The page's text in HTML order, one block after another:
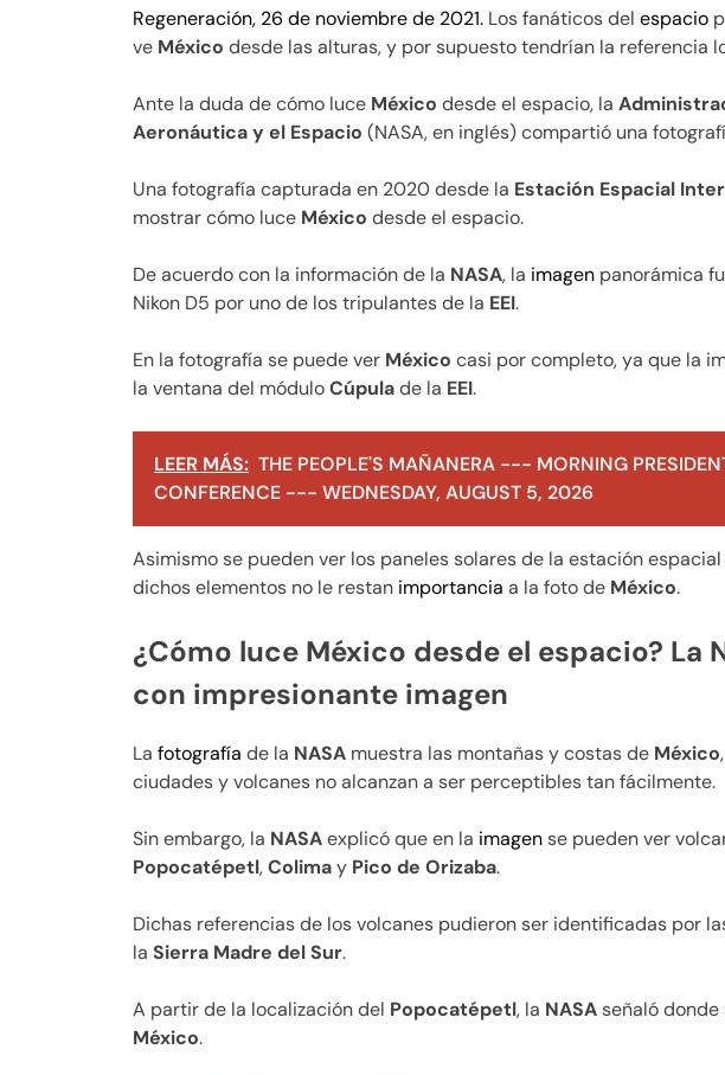
Regeneración, 26 de noviembre de 2021. Los fanáticos del espacio
ve México desde las alturas, y por supuesto tendrían la referencia
Ante la duda de cómo luce México desde el espacio, la
Aeronáutica y el Espacio (NASA, en inglés) compartió una
Una fotografía capturada en 2020 desde la Estación Espacial
mostrar cómo luce México desde el espacio.
De acuerdo con la información de la NASA, la imagen panorámica
Nikon D5 por uno de los tripulantes de la EEI.
En la fotografía se puede ver México casi por completo, ya que la
la ventana del móduloCúpulade la EEI.
LEER MÁS: THE PEOPLE'S MAÑANERA --- MORNING
CONFERENCE --- WEDNESDAY, AUGUST 5, 2026
Asimismo se pueden ver los paneles solares de la estación
dichos elementos no le restan importancia a la foto de México.
¿Cómo luce México desde el espacio? La
con impresionante imagen
La fotografía de la NASA muestra las montañas y costas de México
ciudades y volcanes no alcanzan a ser perceptibles tan fácilmente.
Sin embargo, la NASAexplicó que en la imagense pueden ver
Popocatépetl,Colimay Pico de Orizaba.
Dichas referencias de los volcanes pudieron ser identificadas por
la Sierra Madre del Sur.
A partir de la localización del Popocatépetl, la NASAseñaló donde
México.